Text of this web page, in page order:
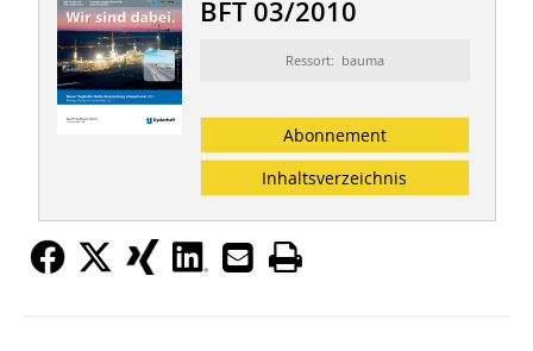
BFT 03/2010
Ressort: bauma
Abonnement
Inhaltsverzeichnis